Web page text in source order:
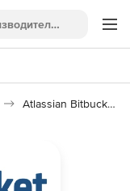
Atlassian Bitbucket